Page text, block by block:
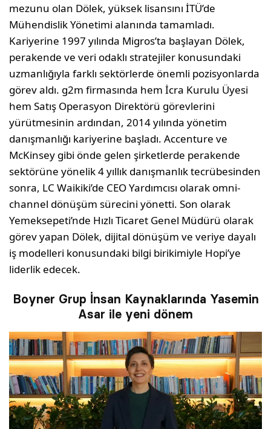
mezunu olan Dölek, yüksek lisansını İTÜ’de
Mühendislik Yönetimi alanında tamamladı.
Kariyerine 1997 yılında Migros’ta başlayan Dölek,
perakende ve veri odaklı stratejiler konusundaki
uzmanlığıyla farklı sektörlerde önemli pozisyonlarda
görev aldı. g2m firmasında hem İcra Kurulu Üyesi
hem Satış Operasyon Direktörü görevlerini
yürütmesinin ardından, 2014 yılında yönetim
danışmanlığı kariyerine başladı. Accenture ve
McKinsey gibi önde gelen şirketlerde perakende
sektörüne yönelik 4 yıllık danışmanlık tecrübesinden
sonra, LC Waikiki’de CEO Yardımcısı olarak omni-
channel dönüşüm sürecini yönetti. Son olarak
Yemeksepeti’nde Hızlı Ticaret Genel Müdürü olarak
görev yapan Dölek, dijital dönüşüm ve veriye dayalı
iş modelleri konusundaki bilgi birikimiyle Hopi’ye
liderlik edecek.
Boyner Grup İnsan Kaynaklarında Yasemin
Asar ile yeni dönem